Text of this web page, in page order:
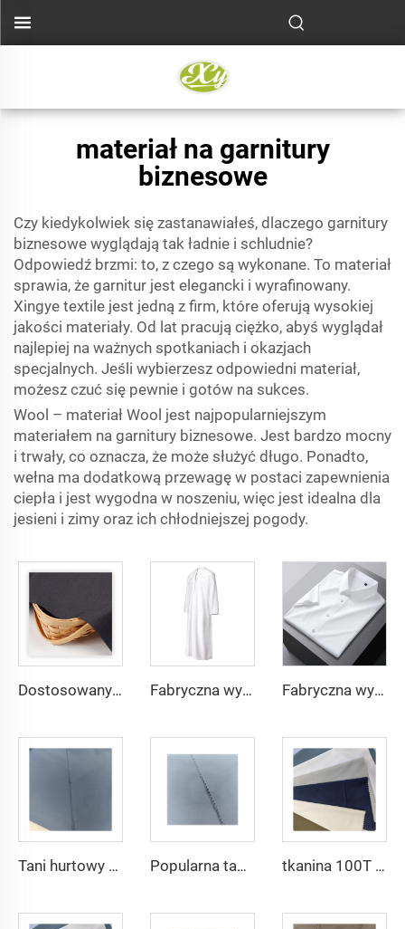
materiał na garnitury
biznesowe
Czy kiedykolwiek się zastanawiałeś, dlaczego garnitury
biznesowe wyglądają tak ładnie i schludnie?
Odpowiedź brzmi: to, z czego są wykonane. To materiał
sprawia, że garnitur jest elegancki i wyrafinowany.
Xingye textile jest jedną z firm, które oferują wysokiej
jakości materiały. Od lat pracują ciężko, abyś wyglądał
najlepiej na ważnych spotkaniach i okazjach
specjalnych. Jeśli wybierzesz odpowiedni materiał,
możesz czuć się pewnie i gotów na sukces.
Wool – materiał Wool jest najpopularniejszym
materiałem na garnitury biznesowe. Jest bardzo mocny
i trwały, co oznacza, że może służyć długo. Ponadto,
wełna ma dodatkową przewagę w postaci zapewnienia
ciepła i jest wygodna w noszeniu, więc jest idealna dla
jesieni i zimy oraz ich chłodniejszej pogody.
Dostosowany materiał TR o lekkiej wadze, wygodny w użyciu dla mieszkańców Środkowego Wschodu w różnych kolorach, jednolity materiał twill na koszule i szaty Fabryczna wysoka jakość materiału TR twill dla męskich szat ze Środkowego Wschodu, lekka waga Fabryczna wysoka jakość materiału TR twill jednolitego dla męskich szat ze Środkowego Wschodu, lekka waga
Tani hurtowy mikrofibrowy materiał arabski na thobe dla mężczyzn z poliestru Toyobo koszula arabska Popularna tania tkanina arabska na thobe dla koszuli i spodni z poliestru Toyobo mikrofibrowa tkanina 100T Woven Plain mikrofibrowa Tkanina Poliestrowa Toyobo Tkanina Arabska Thobe